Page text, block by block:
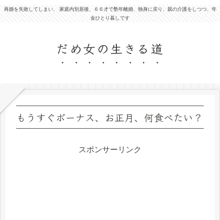
再婚を失敗してしまい、 家庭内別居後、６６才で塾年離婚、独身に戻り、親の介護をしつつ、年
金ひとり暮しです
だめ女の生きる道
もうすぐボーナス、お正月、何食べたい？
スポンサーリンク